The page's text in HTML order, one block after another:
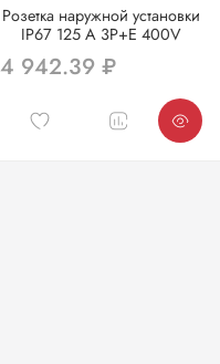
Розетка наружной установки
IP67 125 A 3P+E 400V
4 942.39 ₽